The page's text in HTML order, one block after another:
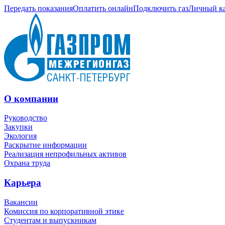
Передать показанияОплатить онлайнПодключить газЛичный
О компании
Руководство
Закупки
Экология
Раскрытие информации
Реализация непрофильных активов
Охрана труда
Карьера
Вакансии
Комиссия по корпоративной этике
Студентам и выпускникам